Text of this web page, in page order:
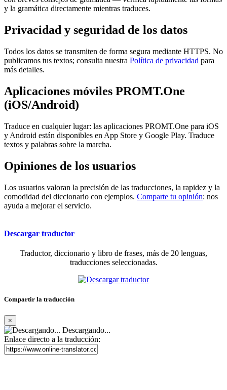
y la gramática directamente mientras traduces.
Privacidad y seguridad de los datos
Todos los datos se transmiten de forma segura mediante HTTPS. No
publicamos tus textos; consulta nuestra Política de privacidad para
más detalles.
Aplicaciones móviles PROMT.One
(iOS/Android)
Traduce en cualquier lugar: las aplicaciones PROMT.One para iOS
y Android están disponibles en App Store y Google Play. Traduce
textos y palabras sobre la marcha.
Opiniones de los usuarios
Los usuarios valoran la precisión de las traducciones, la rapidez y la
comodidad del diccionario con ejemplos. Comparte tu opinión: nos
ayuda a mejorar el servicio.
Descargar traductor
Traductor, diccionario y libro de frases, más de 20 lenguas,
traducciones seleccionadas.
Compartir la traducción
×
Descargando...
Enlace directo a la traducción: